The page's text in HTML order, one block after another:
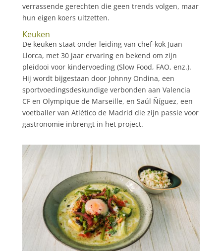
verrassende gerechten die geen trends volgen, maar
hun eigen koers uitzetten.
Keuken
De keuken staat onder leiding van chef-kok Juan
Llorca, met 30 jaar ervaring en bekend om zijn
pleidooi voor kindervoeding (Slow Food, FAO, enz.).
Hij wordt bijgestaan ​​door Johnny Ondina, een
sportvoedingsdeskundige verbonden aan Valencia
CF en Olympique de Marseille, en Saúl Ñíguez, een
voetballer van Atlético de Madrid die zijn passie voor
gastronomie inbrengt in het project.